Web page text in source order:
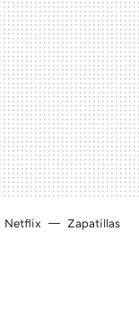
Netflix Zapatillas